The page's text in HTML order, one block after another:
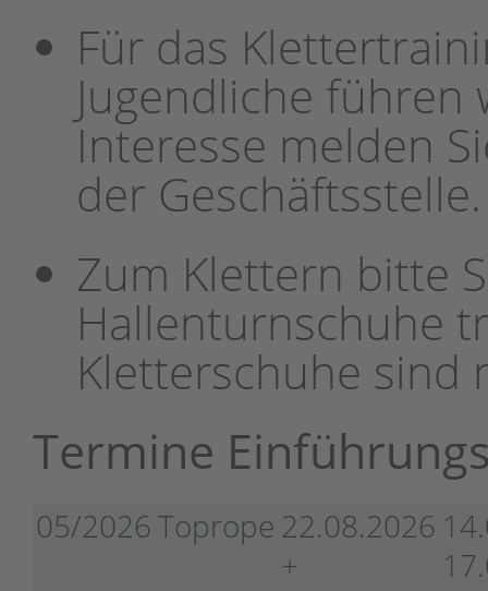
Für das
Jugendliche führen
Interesse melden
der Geschäftsstelle.
Zum Klettern bitte
Hallenturnschuhe
Kletterschuhe sind
Termine
05/2026Toprope 22.08.2026
+